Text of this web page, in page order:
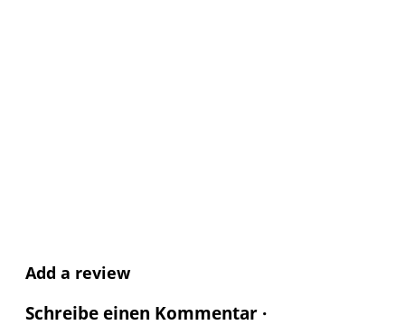
Add a review
Schreibe einen Kommentar ·